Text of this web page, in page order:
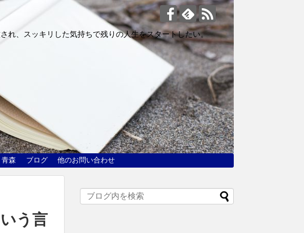
れ、スッキリした気持ちで残りの人生をスタートしたい。
青森 ブログ 他のお問い合わせ
う言